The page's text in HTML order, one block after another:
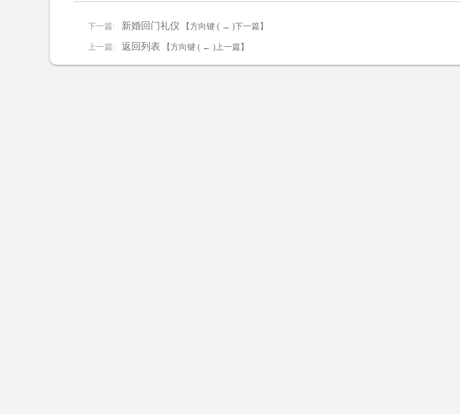
下一篇: 新婚回门礼仪 【方向键 ( → )下一篇】
上一篇: 返回列表 【方向键 ( ← )上一篇】